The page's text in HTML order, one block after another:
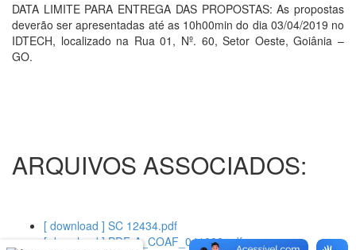
DATA LIMITE PARA ENTREGA DAS PROPOSTAS: As propostas
deverão ser apresentadas até as 10h00min do dia 03/04/2019 no
IDTECH, localizado na Rua 01, Nº. 60, Setor Oeste, Goiânia –
GO.
ARQUIVOS ASSOCIADOS:
[ download ] SC 12434.pdf
[ download ] PDF-A_COAF_041082.pdf